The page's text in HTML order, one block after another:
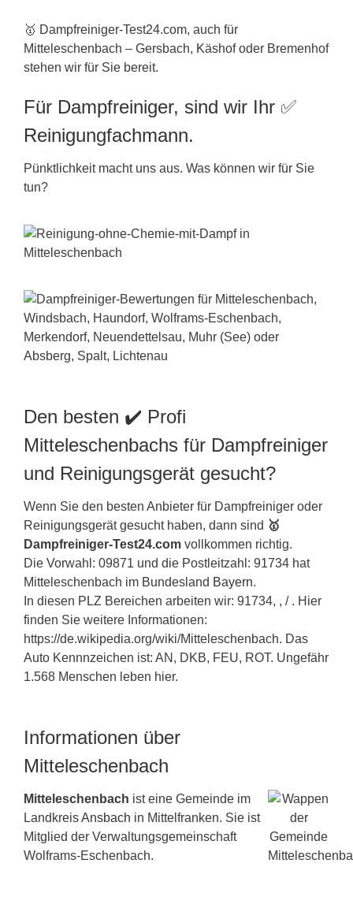
🥇 Dampfreiniger-Test24.com, auch für
Mitteleschenbach – Gersbach, Käshof oder Bremenhof
stehen wir für Sie bereit.
Für Dampfreiniger, sind wir Ihr ✅
Reinigungfachmann.
Pünktlichkeit macht uns aus. Was können wir für Sie
tun?
Den besten ✔️ Profi
Mitteleschenbachs für Dampfreiniger
und Reinigungsgerät gesucht?
Wenn Sie den besten Anbieter für Dampfreiniger oder
Reinigungsgerät gesucht haben, dann sind 🥇
Dampfreiniger-Test24.com vollkommen richtig.
Die Vorwahl: 09871 und die Postleitzahl: 91734 hat
Mitteleschenbach im Bundesland Bayern.
In diesen PLZ Bereichen arbeiten wir: 91734, , / . Hier
finden Sie weitere Informationen:
https://de.wikipedia.org/wiki/Mitteleschenbach. Das
Auto Kennnzeichen ist: AN, DKB, FEU, ROT. Ungefähr
1.568 Menschen leben hier.
Informationen über
Mitteleschenbach
Mitteleschenbach ist eine Gemeinde im
LandkreisAnsbach in Mittelfranken. Sie ist
Mitglied der Verwaltungsgemeinschaft
Wolframs-Eschenbach.